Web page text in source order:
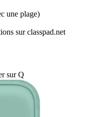
une plage)
sur classpad.net
surQ